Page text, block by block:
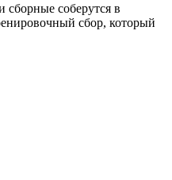
сборные соберутся в
сбор, который